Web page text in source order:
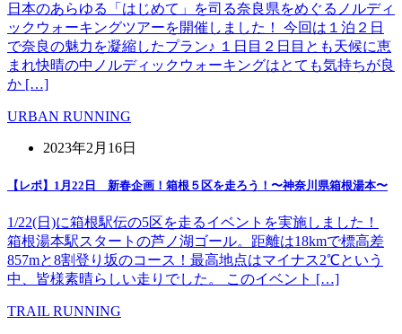
日本のあらゆる「はじめて」を司る奈良県をめぐるノルディ
ックウォーキングツアーを開催しました！ 今回は１泊２日
で奈良の魅力を凝縮したプラン♪ １日目２日目とも天候に恵
まれ快晴の中ノルディックウォーキングはとても気持ちが良
か […]
URBAN RUNNING
2023年2月16日
【レポ】1月22日 新春企画！箱根５区を走ろう！〜神奈川県箱根湯本〜
1/22(日)に箱根駅伝の5区を走るイベントを実施しました！
箱根湯本駅スタートの芦ノ湖ゴール。距離は18kmで標高差
857mと8割登り坂のコース！最高地点はマイナス2℃という
中、皆様素晴らしい走りでした。 このイベント […]
TRAIL RUNNING